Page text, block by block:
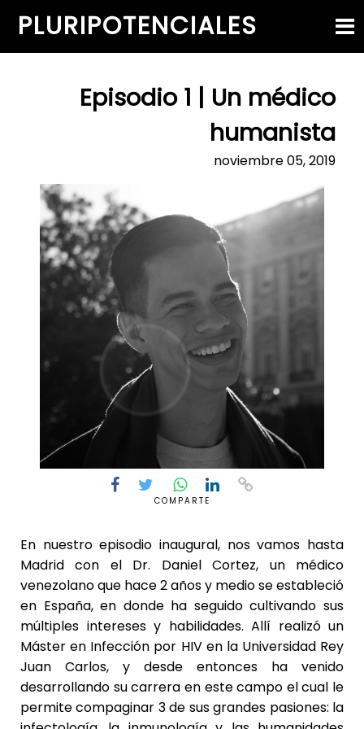
PLURIPOTENCIALES
HOME
Episodio 1 | Un médico
humanista
noviembre 05, 2019
COMPARTE
En nuestro episodio inaugural, nos vamos hasta
Madrid con el Dr. Daniel Cortez, un médico
venezolano que hace 2 años y medio se estableció
en España, en donde ha seguido cultivando sus
múltiples intereses y habilidades. Allí realizó un
Máster en Infección por HIV en la Universidad Rey
Juan Carlos, y desde entonces ha venido
desarrollando su carrera en este campo el cual le
permite compaginar 3 de sus grandes pasiones: la